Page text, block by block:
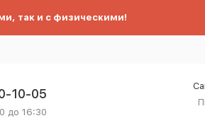
так и с физическими!
10-05
до 16:30